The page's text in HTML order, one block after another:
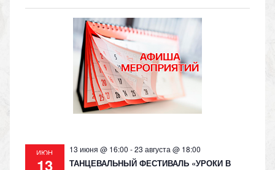
o
kl
as
s
ni
ki
gr
a
m
s
A
p
p
y
Li
n
k
ИЮН
13
13 июня @ 16:00 -23 августа @ 18:00
ТАНЦЕВАЛЬНЫЙ ФЕСТИВАЛЬ «УРОКИ В